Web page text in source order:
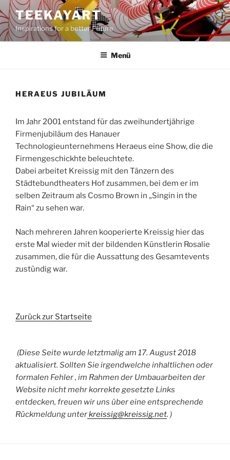
Zum
Inhalt
springen
TEEKAYART
Inspirations for a better Future
Menü
HERAEUS JUBILÄUM
Im Jahr 2001 entstand für das zweihundertjährige
Firmenjubiläum des Hanauer
Technologieunternehmens Heraeus eine Show, die die
Firmengeschickhte beleuchtete.
Dabei arbeitet Kreissig mit den Tänzern des
Städtebundtheaters Hof zusammen, bei dem er im
selben Zeitraum als Cosmo Brown in „Singin in the
Rain“ zu sehen war.
Nach mehreren Jahren kooperierte Kreissig hier das
erste Mal wieder mit der bildenden Künstlerin Rosalie
zusammen, die für die Aussattung des Gesamtevents
zustündig war.
Zurück zur Startseite
(Diese Seite wurde letztmalig am 17. August 2018
aktualisiert. Sollten Sie irgendwelche inhaltlichen oder
formalen Fehler , im Rahmen der Umbauarbeiten der
Website nicht mehr korrekte gesetzte Links
entdecken, freuen wir uns über eine entsprechende
Rückmeldung unterkreissig@kreissig.net. )